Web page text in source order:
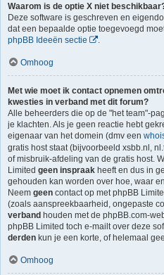
Waarom is de optie X niet
Deze software is geschreven en
dat een bepaalde optie toegevoegd
phpBB Ideeën sectie
Omhoog
Met wie moet ik contact opnemen
kwesties in verband met dit forum?
Alle beheerders die op de "het team"-
je klachten. Als je geen reactie hebt
eigenaar van het domein (dmv een
gratis host staat (bijvoorbeeld xsbb.nl,
of misbruik-afdeling van de gratis host.
Limited geen inspraak heeft en dus in
gehouden kan worden over hoe, waar
Neem geen contact op met phpBB
(zoals aanspreekbaarheid, ongepaste
verband houden met de phpBB.com-
phpBB Limited toch e-mailt over deze
derden kun je een korte, of helemaal
Omhoog